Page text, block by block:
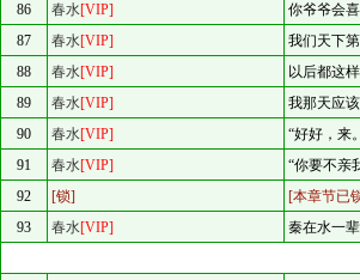
86
春水[VIP]
你爷爷会
87
春水[VIP]
我们天下
88
春水[VIP]
以后都这
89
春水[VIP]
我那天应
90
春水[VIP]
“好好，来
91
春水[VIP]
“你要不亲
92
[锁]
[本章节已
93
春水[VIP] 秦在水一